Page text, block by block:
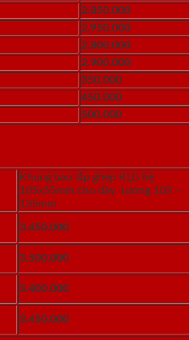
2.850.000
2.950.000
2.800.000
2.900.000
350.000
450.000
500.000
Khung bao lắp ghép KLG hệ
105x55mm cho dầy tường 105 –
135mm
3.450.000
3.500.000
3.400.000
3.450.000